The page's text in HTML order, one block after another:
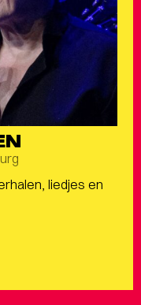
liedjes en